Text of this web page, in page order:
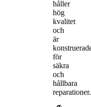
håller
hög
kvalitet
och
är
för
säkra
och
hållbara
reparationer.